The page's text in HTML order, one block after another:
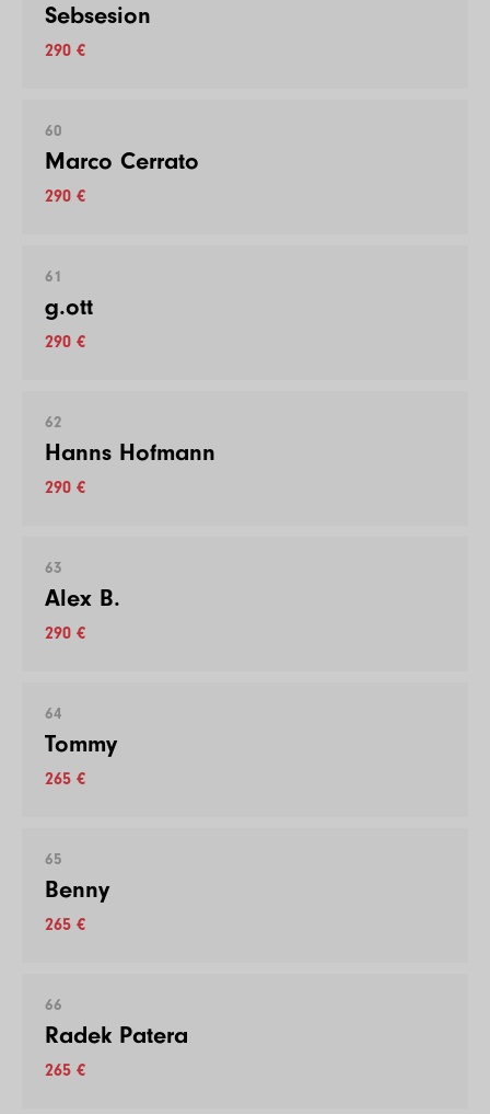
Sebsesion
290 €
60
Marco Cerrato
290 €
61
g.ott
290 €
62
Hanns Hofmann
290 €
63
Alex B.
290 €
64
Tommy
265 €
65
Benny
265 €
66
Radek Patera
265 €